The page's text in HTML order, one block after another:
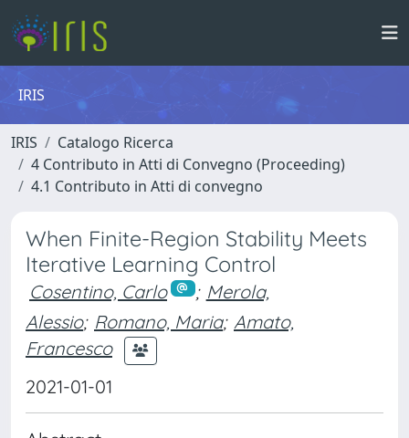
IRIS
IRIS
Catalogo Ricerca
4 Contributo in Atti di Convegno (Proceeding)
4.1 Contributo in Atti di convegno
When Finite-Region Stability Meets
Iterative Learning Control
Cosentino, Carlo ; Merola,
Alessio; Romano, Maria; Amato,
Francesco
2021-01-01